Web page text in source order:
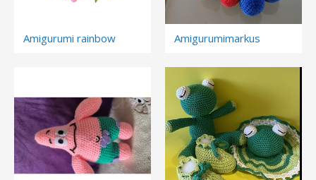
Amigurumi rainbow Amigurumimarkus